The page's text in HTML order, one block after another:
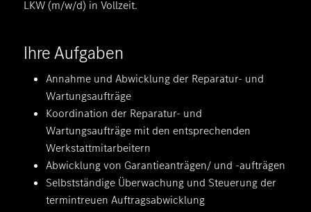
LKW (m/w/d) in Vollzeit.
Ihre Aufgaben
Annahme und Abwicklung der Reparatur- und
Wartungsaufträge
Koordination der Reparatur- und
Wartungsaufträge mit den entsprechenden
Werkstattmitarbeitern
Abwicklung von Garantieanträgen/ und -aufträgen
Selbstständige Überwachung und Steuerung der
termintreuen Auftragsabwicklung